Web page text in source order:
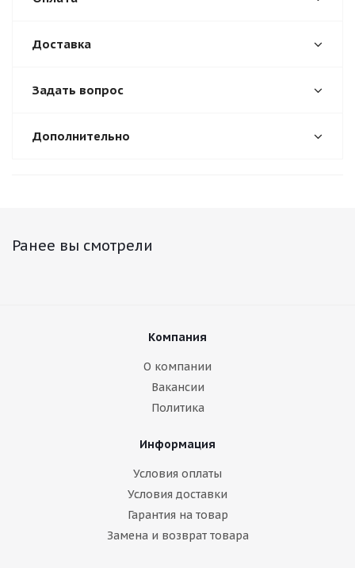
Доставка
Задать вопрос
Дополнительно
Ранее вы смотрели
Компания
О компании
Вакансии
Политика
Информация
Условия оплаты
Условия доставки
Гарантия на товар
Замена и возврат товара